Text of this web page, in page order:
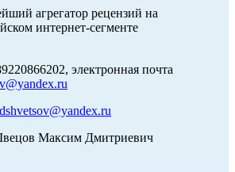
агрегатор рецензий на
интернет-сегменте
электронная почта
Максим Дмитриевич